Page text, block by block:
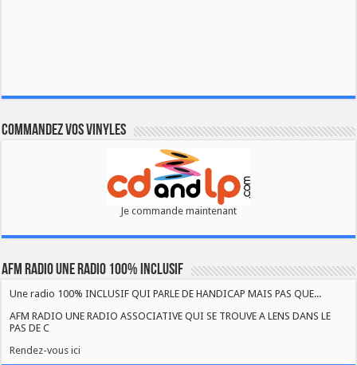
Commandez vos vinyles
Je commande maintenant
AFM RADIO UNE RADIO 100% INCLUSIF
Une radio 100% INCLUSIF QUI PARLE DE HANDICAP MAIS PAS QUE...
AFM RADIO UNE RADIO ASSOCIATIVE QUI SE TROUVE A LENS DANS LE
PAS DE C
Rendez-vous ici